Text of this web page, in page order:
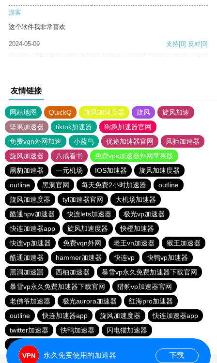
游客
这个软件我非常喜欢
2024-05-09 支持[0] 反对[0]
友情链接
网站地图 QuickQ 旋风加速度器 旋风
旋风加速
坚果加速器
tiktok加速器
狗急加速器官网
免费vqn外网加速
小蓝鸟 优途加速器官网
风驰加速器
旋风加速器
八戒看书
免费vps加速器外网苹果版
黑豹加速器
一元机场 IOS加速器
旋风加速度器
outline
黑洞官网 每天免费2小时加速器
outline
旋风加速度器
tyl加速器官网
大机场加速器
酷通npv加速器
快连lets加速器
极光vp加速器
快连加速器app
旋风加速度器
快橙加速器
快连vp加速器
免费vqn外网 老王vn加速器
猴王加速器
酷通加速器
hammer加速器 快连vp
快鸭vp加速器
黑洞加速噐
西柚加速器
暴雪vp永久免费加速器下载官网
暴雪vp永久免费加速器下载官网
猎豹vp加速器官网
老佛爷加速器
极光aurora加速器
红海pro加速器
outline
快连加速器app 旋风加速度器
快连加速器app
twitter加速器
快鸭加速器
闪电猫加速器
香蕉加速器vp官网
永久免费使用的加速器 下载